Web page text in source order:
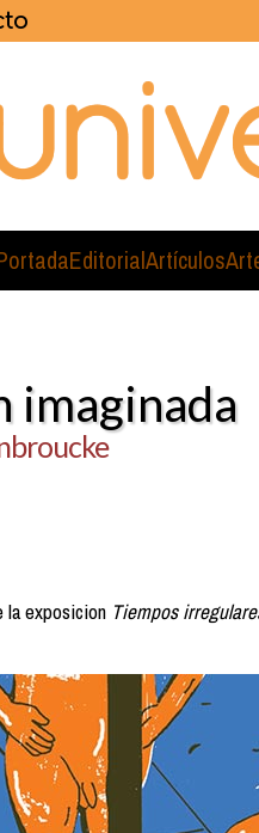
EditorialArtículos
imaginada
la exposicion Tiempos